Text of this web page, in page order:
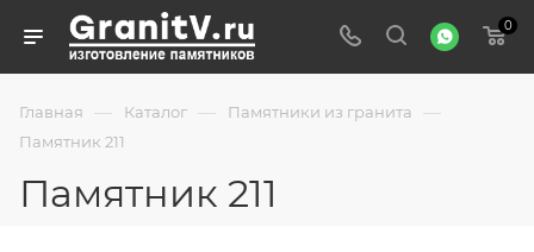
0
Главная — Каталог — Памятники из гранита —
Памятник 211
Памятник 211